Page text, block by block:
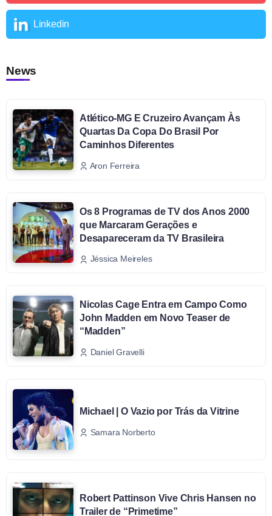
Linkedin
News
Atlético-MG E Cruzeiro Avançam Às
Quartas Da Copa Do Brasil Por
Caminhos Diferentes
Aron Ferreira
Os 8 Programas de TV dos Anos 2000
que Marcaram Gerações e
Desapareceram da TV Brasileira
Jéssica Meireles
Nicolas Cage Entra em Campo Como
John Madden em Novo Teaser de
“Madden”
Daniel Gravelli
Michael | O Vazio por Trás da Vitrine
Samara Norberto
Robert Pattinson Vive Chris Hansen no
Trailer de “Primetime”